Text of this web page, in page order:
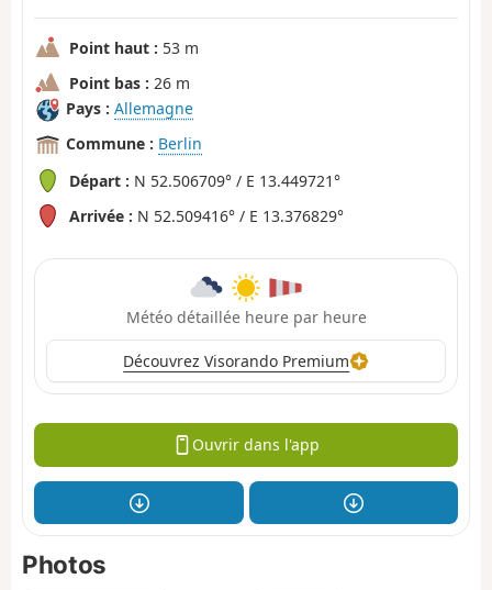
Point haut : 53 m
Point bas : 26 m
Pays : Allemagne
Commune : Berlin
Départ : N 52.506709° / E 13.449721°
Arrivée : N 52.509416° / E 13.376829°
Météo détaillée heure par heure
Découvrez Visorando Premium
Ouvrir dans l'app
Photos